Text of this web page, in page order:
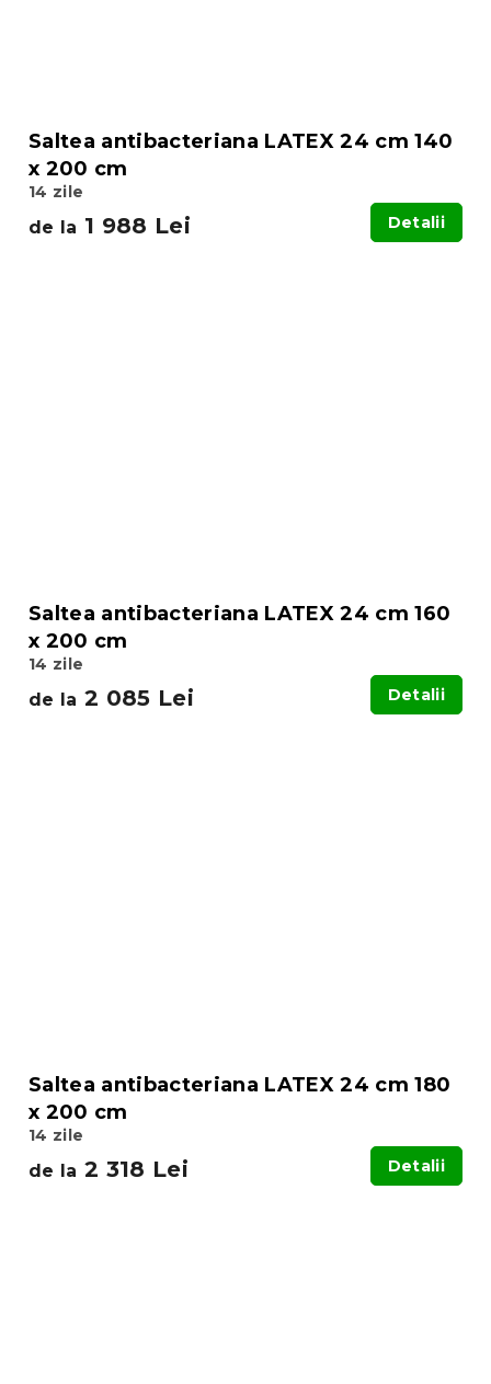
Saltea antibacteriana LATEX 24 cm 140
x 200 cm
14 zile
de la 1 988 Lei Detalii
Saltea antibacteriana LATEX 24 cm 160
x 200 cm
14 zile
de la 2 085 Lei Detalii
Saltea antibacteriana LATEX 24 cm 180
x 200 cm
14 zile
de la 2 318 Lei Detalii